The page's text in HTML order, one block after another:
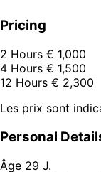
Pricing
2 Hours € 1,000
4 Hours € 1,500
12 Hours € 2,300
Les prix sont
Personal
Âge 29 J.